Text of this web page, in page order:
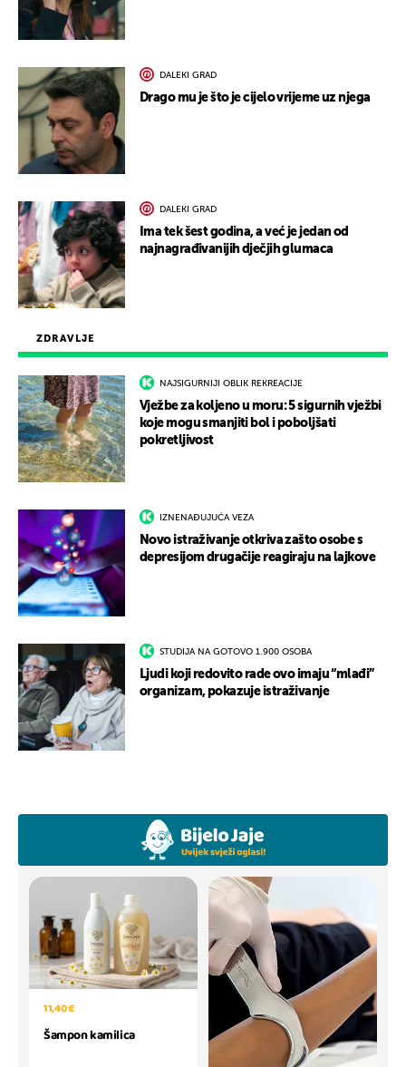
ZDRAVLJE
NAJSIGURNIJI OBLIK REKREACIJE
Vježbe za koljeno u moru: 5 sigurnih vježbi
koje mogu smanjiti bol i poboljšati
pokretljivost
IZNENAĐUJUĆA VEZA
Novo istraživanje otkriva zašto osobe s
depresijom drugačije reagiraju na lajkove
STUDIJA NA GOTOVO 1.900 OSOBA
Ljudi koji redovito rade ovo imaju “mlađi”
organizam, pokazuje istraživanje
DALEKI GRAD
Drago mu je što je cijelo vrijeme uz njega
DALEKI GRAD
Ima tek šest godina, a već je jedan od
najnagrađivanijih dječjih glumaca
11,40 €
Šampon kamilica